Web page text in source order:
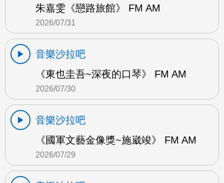
朱嘉雯《戀路旅館》 FM AM
2026/07/31
音樂沙拉吧
《東也圭吾~深夜的口琴》 FM AM
2026/07/30
音樂沙拉吧
《國軍文藝金像獎~施崴竣》 FM AM
2026/07/29